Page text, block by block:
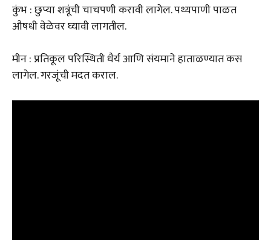
कुंभ : छुप्या शत्रूंची चाचपणी करावी लागेल. पथ्यपाणी पाळत
औषधी वेळेवर घ्यावी लागतील.
मीन : प्रतिकूल परिस्थिती धैर्य आणि संयमाने हाताळण्यात कस
लागेल. गरजूंची मदत कराल.